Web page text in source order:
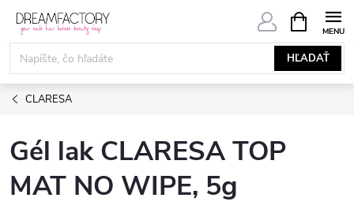
Prejsť
obsah
HĽADAŤ
KOŠÍK
CLARESA
Gél lak CLARESA TOP
MAT NO WIPE, 5g